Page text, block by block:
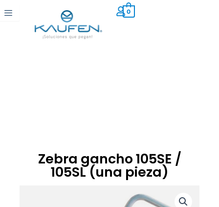
al
contenido
0
Zebra gancho 105SE /
105SL (una pieza)